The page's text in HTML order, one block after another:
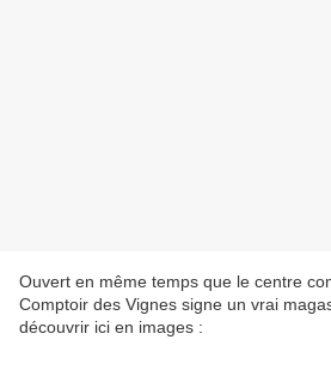
Ouvert en même temps que le centre
Comptoir des Vignes signe un vrai
découvrir ici en images :